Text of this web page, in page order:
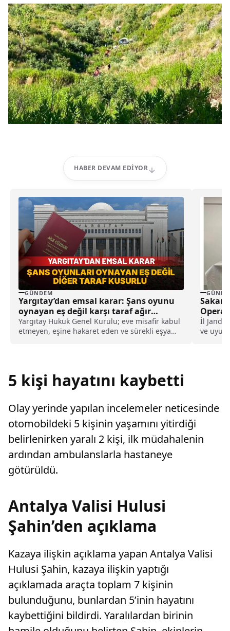
HABER DEVAM EDIYOR
GÜNDEM
Yargıtay’dan emsal karar: Şans oyunu
oynayan eş değil karşı taraf ağır
kusurlu sayıldı
Yargıtay Hukuk Genel Kurulu; eve misafir kabul
etmeyen, eşine hakaret eden ve sürekli eşya
İl
ve
5 kişi hayatını kaybetti
Olay yerinde yapılan incelemeler neticesinde
otomobildeki 5 kişinin yaşamını yitirdiği
belirlenirken yaralı 2 kişi, ilk müdahalenin
ardından ambulanslarla hastaneye
götürüldü.
Antalya Valisi Hulusi
Şahin’den açıklama
Kazaya ilişkin açıklama yapan Antalya Valisi
Hulusi Şahin, kazaya ilişkin yaptığı
açıklamada araçta toplam 7 kişinin
bulunduğunu, bunlardan 5’inin hayatını
kaybettiğini bildirdi. Yaralılardan birinin